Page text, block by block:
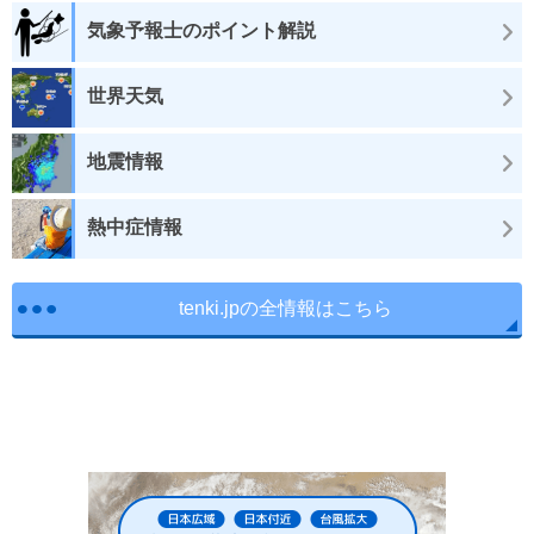
気象予報士のポイント解説
世界天気
地震情報
熱中症情報
tenki.jpの全情報はこちら